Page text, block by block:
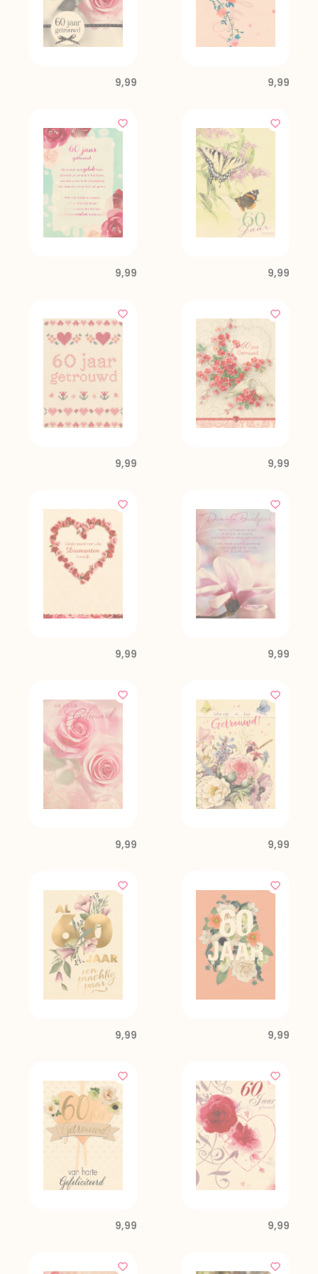
9,99 9,99
9,99 9,99
9,99 9,99
9,99 9,99
9,99 9,99
9,99 9,99
9,99 9,99